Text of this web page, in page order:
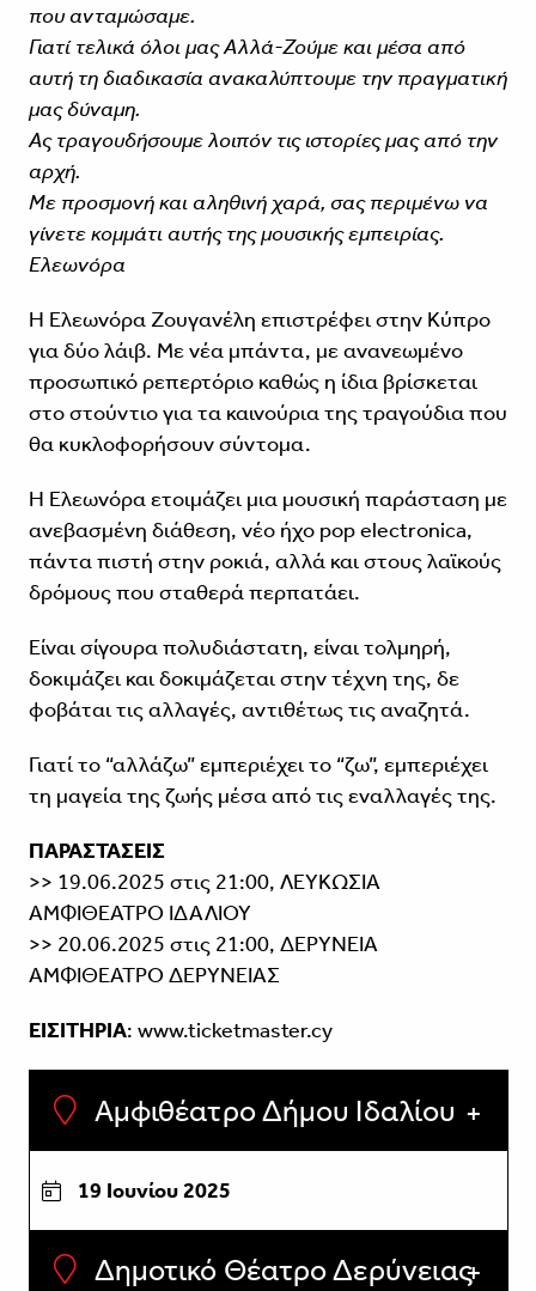
που ανταμώσαμε.
Γιατί τελικά όλοι μας Αλλά-Ζούμε και μέσα από
αυτή τη διαδικασία ανακαλύπτουμε την πραγματική
μας δύναμη.
Ας τραγουδήσουμε λοιπόν τις ιστορίες μας από την
αρχή.
Με προσμονή και αληθινή χαρά, σας περιμένω να
γίνετε κομμάτι αυτής της μουσικής εμπειρίας.
Ελεωνόρα
Η Ελεωνόρα Ζουγανέλη επιστρέφει στην Κύπρο
για δύο λάιβ. Με νέα μπάντα, με ανανεωμένο
προσωπικό ρεπερτόριο καθώς η ίδια βρίσκεται
στο στούντιο για τα καινούρια της τραγούδια που
θα κυκλοφορήσουν σύντομα.
Η Ελεωνόρα ετοιμάζει μια μουσική παράσταση με
ανεβασμένη διάθεση, νέο ήχο pop electronica,
πάντα πιστή στην ροκιά, αλλά και στους λαϊκούς
δρόμους που σταθερά περπατάει.
Είναι σίγουρα πολυδιάστατη, είναι τολμηρή,
δοκιμάζει και δοκιμάζεται στην τέχνη της, δε
φοβάται τις αλλαγές, αντιθέτως τις αναζητά.
Γιατί το “αλλάζω” εμπεριέχει το “ζω”, εμπεριέχει
τη μαγεία της ζωής μέσα από τις εναλλαγές της.
ΠΑΡΑΣΤΑΣΕΙΣ
>> 19.06.2025 στις 21:00, ΛΕΥΚΩΣΙΑ
ΑΜΦΙΘΕΑΤΡΟ ΙΔΑΛΙΟΥ
>> 20.06.2025 στις 21:00, ΔΕΡΥΝΕΙΑ
ΑΜΦΙΘΕΑΤΡΟ ΔΕΡΥΝΕΙΑΣ
ΕΙΣΙΤΗΡΙΑ: www.ticketmaster.cy
Αμφιθέατρο Δήμου Ιδαλίου
19 Ιουνίου 2025
Δημοτικό Θέατρο Δερύνειας